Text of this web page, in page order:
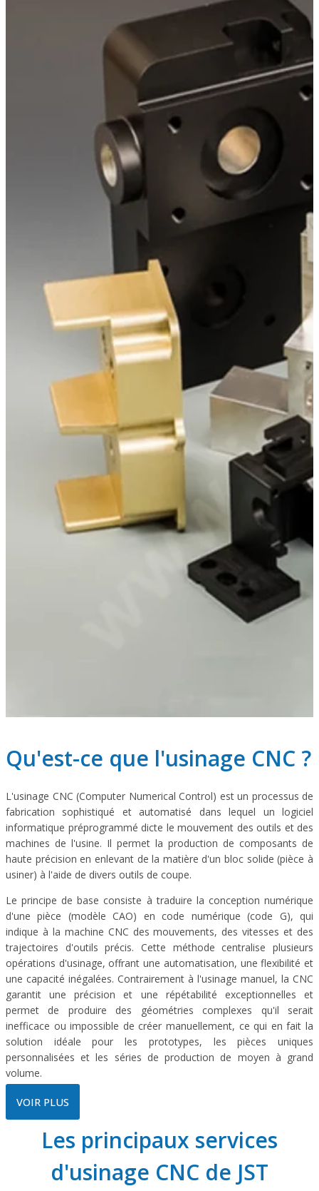
Qu'est-ce que l'usinage CNC ?
L'usinage CNC (Computer Numerical Control) est un processus de
fabrication sophistiqué et automatisé dans lequel un logiciel
informatique préprogrammé dicte le mouvement des outils et des
machines de l'usine. Il permet la production de composants de
haute précision en enlevant de la matière d'un bloc solide (pièce à
usiner) à l'aide de divers outils de coupe.
Le principe de base consiste à traduire la conception numérique
d'une pièce (modèle CAO) en code numérique (code G), qui
indique à la machine CNC des mouvements, des vitesses et des
trajectoires d'outils précis. Cette méthode centralise plusieurs
opérations d'usinage, offrant une automatisation, une flexibilité et
une capacité inégalées. Contrairement à l'usinage manuel, la CNC
garantit une précision et une répétabilité exceptionnelles et
permet de produire des géométries complexes qu'il serait
inefficace ou impossible de créer manuellement, ce qui en fait la
solution idéale pour les prototypes, les pièces uniques
personnalisées et les séries de production de moyen à grand
volume.
VOIR PLUS
Les principaux services
d'usinage CNC de JST